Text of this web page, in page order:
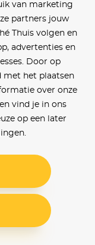
van marketing
partners jouw
Thuis volgen en
advertenties en
Door op
met het plaatsen
over onze
vind je in ons
op een later